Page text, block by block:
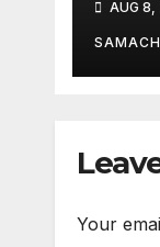
AUG 8,
Your